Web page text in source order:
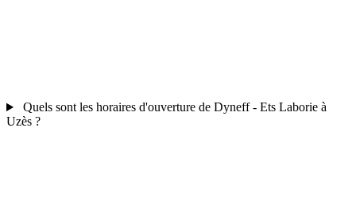
Quels sont les horaires d'ouverture de Dyneff - Ets Laborie à
Uzès ?